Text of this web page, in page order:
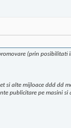
(prin
si alte mijloace ddd dd
publicitare pe masini si